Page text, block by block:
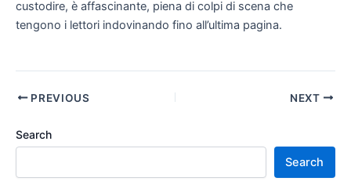
custodire, è affascinante, piena di colpi di scena che
tengono i lettori indovinando fino all’ultima pagina.
PREVIOUS NEXT
Search
Search